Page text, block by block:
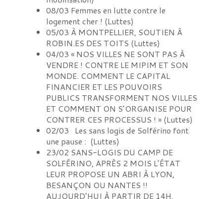
08/03 Femmes en lutte contre le
logement cher ! (Luttes)
05/03 À MONTPELLIER, SOUTIEN À
ROBIN.ES DES TOITS (Luttes)
04/03 « NOS VILLES NE SONT PAS À
VENDRE ! CONTRE LE MIPIM ET SON
MONDE. COMMENT LE CAPITAL
FINANCIER ET LES POUVOIRS
PUBLICS TRANSFORMENT NOS VILLES
ET COMMENT ON S’ORGANISE POUR
CONTRER CES PROCESSUS ! » (Luttes)
02/03
Les sans logis de Solférino font
une pause : (Luttes)
23/02 SANS-LOGIS DU CAMP DE
SOLFÉRINO, APRÈS 2 MOIS L’ÉTAT
LEUR PROPOSE UN ABRI À LYON,
BESANÇON OU NANTES !!
AUJOURD’HUI À PARTIR DE 14H,